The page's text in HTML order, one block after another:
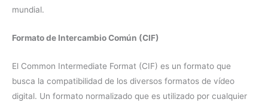
mundial.
Formato de Intercambio Común (CIF)
El Common Intermediate Format (CIF) es un formato que
busca la compatibilidad de los diversos formatos de vídeo
digital. Un formato normalizado que es utilizado por cualquier